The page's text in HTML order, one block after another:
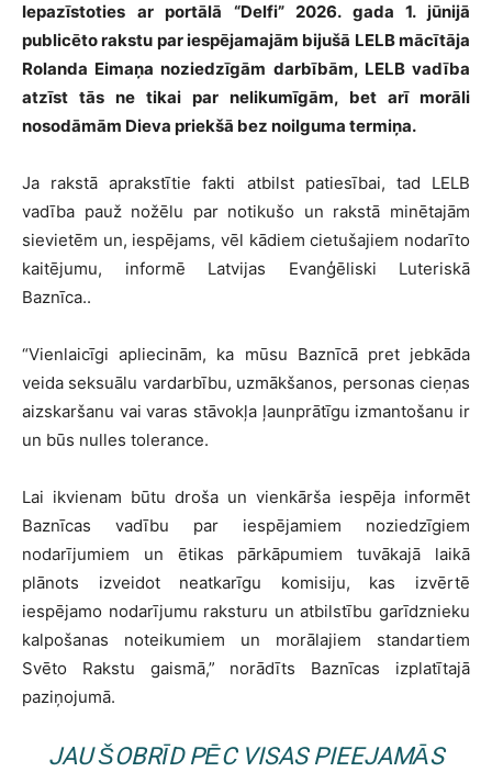
Iepazīstoties ar portālā “Delfi” 2026. gada 1. jūnijā
publicēto rakstu par iespējamajām bijušā LELB mācītāja
Rolanda Eimaņa noziedzīgām darbībām, LELB vadība
atzīst tās ne tikai par nelikumīgām, bet arī morāli
nosodāmām Dieva priekšā bez noilguma termiņa.
Ja rakstā aprakstītie fakti atbilst patiesībai, tad LELB
vadība pauž nožēlu par notikušo un rakstā minētajām
sievietēm un, iespējams, vēl kādiem cietušajiem nodarīto
kaitējumu, informē Latvijas Evanģēliski Luteriskā
Baznīca..
“Vienlaicīgi apliecinām, ka mūsu Baznīcā pret jebkāda
veida seksuālu vardarbību, uzmākšanos, personas cieņas
aizskaršanu vai varas stāvokļa ļaunprātīgu izmantošanu ir
un būs nulles tolerance.
Lai ikvienam būtu droša un vienkārša iespēja informēt
Baznīcas vadību par iespējamiem noziedzīgiem
nodarījumiem un ētikas pārkāpumiem tuvākajā laikā
plānots izveidot neatkarīgu komisiju, kas izvērtē
iespējamo nodarījumu raksturu un atbilstību garīdznieku
kalpošanas noteikumiem un morālajiem standartiem
Svēto Rakstu gaismā,” norādīts Baznīcas izplatītajā
paziņojumā.
JAU ŠOBRĪD PĒC VISAS PIEEJAMĀS